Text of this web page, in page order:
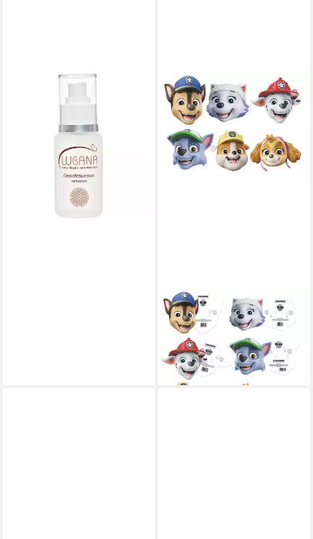
Gesichtsmaske basisch &
lieferbar - in 2-3 Werktagen bei dir
Verkleidungsmaske Paw
Patrol - 6er Set - Masken - je
30x20 cm
7,99 €
lieferbar - in 2-3 Werktagen bei dir